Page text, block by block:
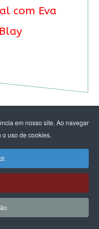
em nosso site. Ao navegar
o uso de cookies.
com Eva